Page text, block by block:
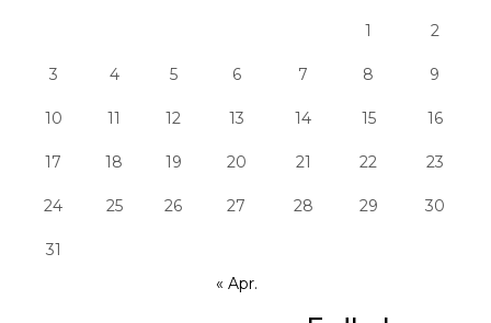
1 2
3 4 5 6 7 8 9
10 11 12 13 14 15 16
17 18 19 20 21 22 23
24 25 26 27 28 29 30
31
« Apr.